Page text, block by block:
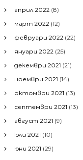
април 2022 (8)
март 2022 (12)
февруари 2022 (22)
януари 2022 (25)
декември 2021 (21)
ноември 2021 (14)
октомври 2021 (13)
септември 2021 (13)
август 2021 (9)
юли 2021 (10)
юни 2021 (29)